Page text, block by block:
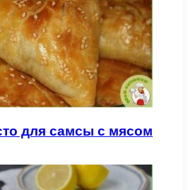
для самсы с мясом